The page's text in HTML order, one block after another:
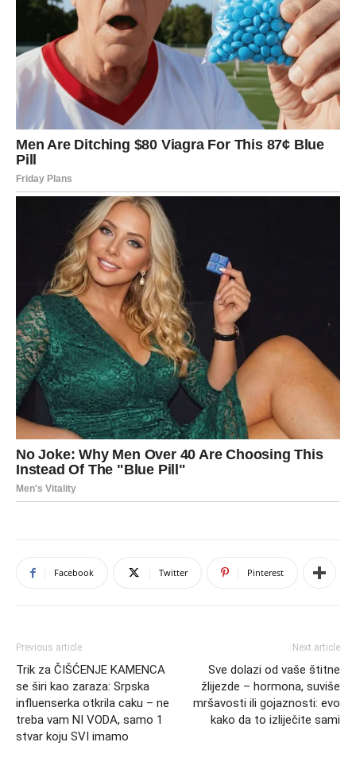
Facebook Twitter Pinterest
Previous article
Trik za ČIŠĆENJE KAMENCA
se širi kao zaraza: Srpska
influenserka otkrila caku – ne
treba vam NI VODA, samo 1
stvar koju SVI imamo
Next article
Sve dolazi od vaše štitne
žlijezde – hormona, suviše
mršavosti ili gojaznosti: evo
kako da to izliječite sami